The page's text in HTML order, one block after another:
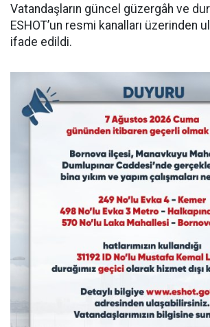
Vatandaşların güncel güzergâh ve
ESHOT’un resmi kanalları üzerinden
ifade edildi.